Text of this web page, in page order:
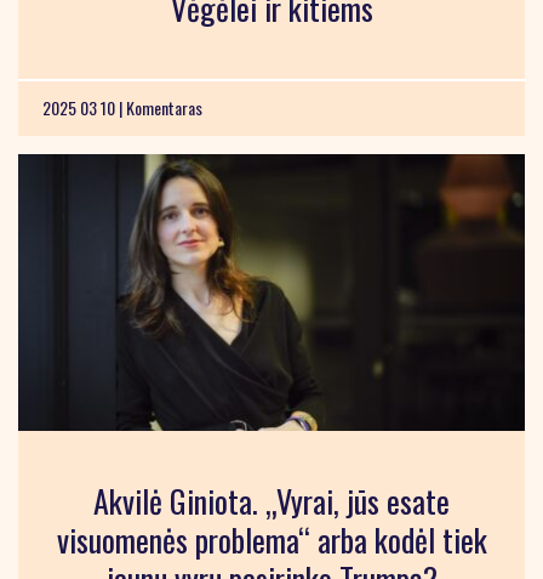
2025 03 10 |Komentaras
Akvilė Giniota. „Vyrai, jūs esate
visuomenės problema“ arba kodėl tiek